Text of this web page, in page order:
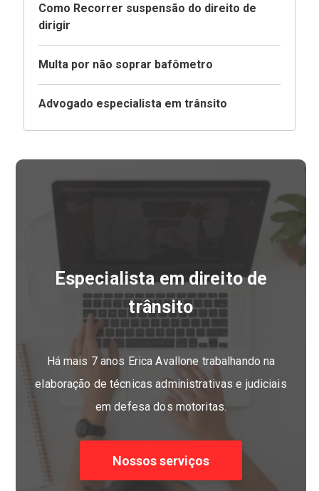
Como Recorrer suspensão do direito de
dirigir
Multa por não soprar bafômetro
Advogado especialista em trânsito
Especialista em direito de
trânsito
Há mais 7 anos Erica Avallone trabalhando na
elaboração de técnicas administrativas e judiciais
em defesa dos motoritas.
Nossos serviços